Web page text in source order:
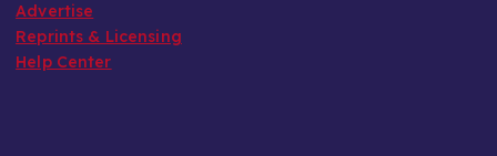
Advertise
Reprints & Licensing
Help Center